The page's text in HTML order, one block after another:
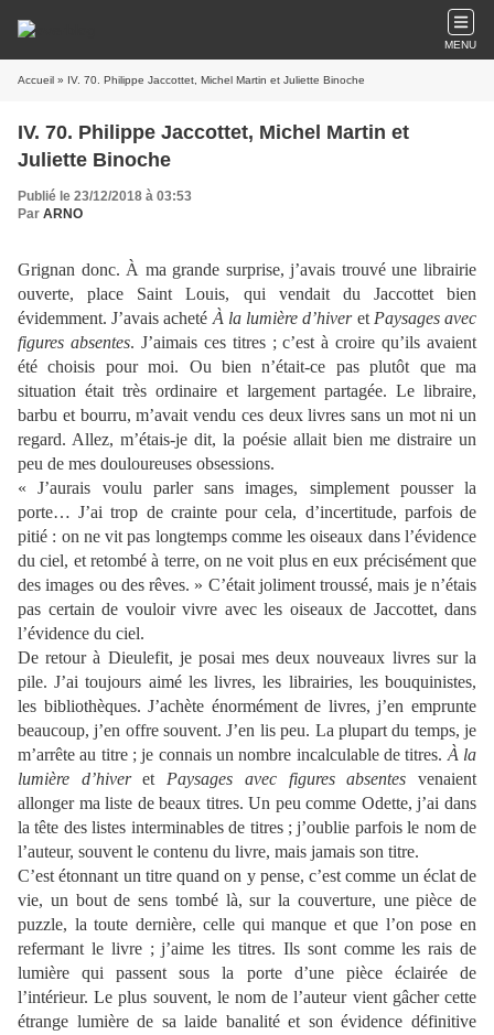
MENU
Accueil » IV. 70. Philippe Jaccottet, Michel Martin et Juliette Binoche
IV. 70. Philippe Jaccottet, Michel Martin et
Juliette Binoche
Publié le 23/12/2018 à 03:53
Par ARNO
Grignan donc. À ma grande surprise, j’avais trouvé une librairie
ouverte, place Saint Louis, qui vendait du Jaccottet bien
évidemment. J’avais acheté À la lumière d’hiveret Paysages avec
figures absentes. J’aimais ces titres ; c’est à croire qu’ils avaient
été choisis pour moi. Ou bien n’était-ce pas plutôt que ma
situation était très ordinaire et largement partagée. Le libraire,
barbu et bourru, m’avait vendu ces deux livres sans un mot ni un
regard. Allez, m’étais-je dit, la poésie allait bien me distraire un
peu de mes douloureuses obsessions.
« J’aurais voulu parler sans images, simplement pousser la
porte… J’ai trop de crainte pour cela, d’incertitude, parfois de
pitié : on ne vit pas longtemps comme les oiseaux dans l’évidence
du ciel, et retombé à terre, on ne voit plus en eux précisément que
des images ou des rêves. » C’était joliment troussé, mais je n’étais
pas certain de vouloir vivre avec les oiseaux de Jaccottet, dans
l’évidence du ciel.
De retour à Dieulefit, je posai mes deux nouveaux livres sur la
pile. J’ai toujours aimé les livres, les librairies, les bouquinistes,
les bibliothèques. J’achète énormément de livres, j’en emprunte
beaucoup, j’en offre souvent. J’en lis peu. La plupart du temps, je
m’arrête au titre ; je connais un nombre incalculable de titres. À la
lumière d’hiveret Paysages avec figures absentes venaient
allonger ma liste de beaux titres. Un peu comme Odette, j’ai dans
la tête des listes interminables de titres ; j’oublie parfois le nom de
l’auteur, souvent le contenu du livre, mais jamais son titre.
C’est étonnant un titre quand on y pense, c’est comme un éclat de
vie, un bout de sens tombé là, sur la couverture, une pièce de
puzzle, la toute dernière, celle qui manque et que l’on pose en
refermant le livre ; j’aime les titres. Ils sont comme les rais de
lumière qui passent sous la porte d’une pièce éclairée de
l’intérieur. Le plus souvent, le nom de l’auteur vient gâcher cette
étrange lumière de sa laide banalité et son évidence définitive